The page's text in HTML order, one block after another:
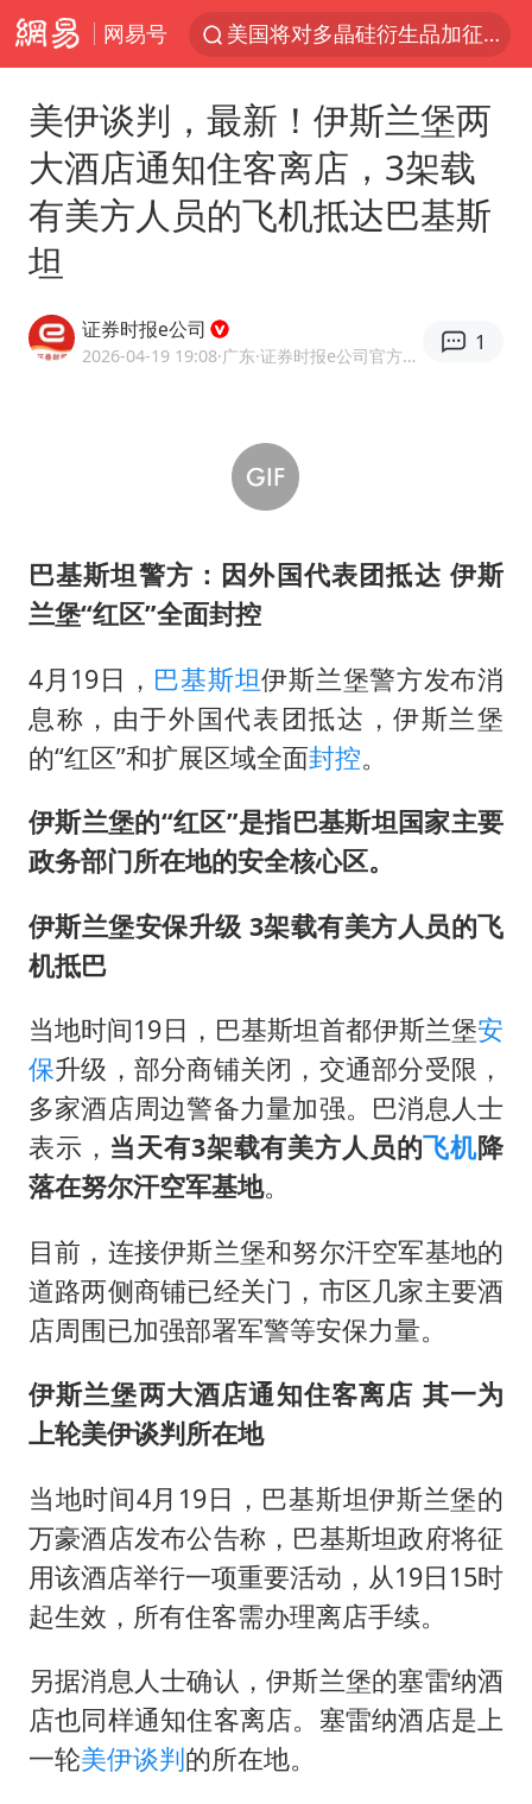
网易号
美国将对多晶硅衍生品加征15%关税
改名后的“青海拉面”店
勒沃库森U17主帅盛赞赵松源
台军“汉光秀”开场闹剧多
“空调24小时开着更省电”不实
“不建议大家买深色蛋糕”
男子杀人后逃进深山21年活得像野人
公司“上四休三”但要降薪1000元
47岁妈妈突然产女 26岁女儿：很震惊
美伊谈判，最新！伊斯兰堡两
大酒店通知住客离店，3架载
有美方人员的飞机抵达巴基斯
坦
证券时报e公司
2026-04-19 19:08·广东 ·证券时报e公司官方账号
1
巴基斯坦警方：因外国代表团抵达 伊斯
兰堡“红区”全面封控
4月19日， 巴基斯坦伊斯兰堡警方发布消
息称，由于外国代表团抵达，伊斯兰堡
的“红区”和扩展区域全面封控。
伊斯兰堡的“红区”是指巴基斯坦国家主要
政务部门所在地的安全核心区。
伊斯兰堡安保升级 3架载有美方人员的飞
机抵巴
当地时间19日，巴基斯坦首都伊斯兰堡安
保升级，部分商铺关闭，交通部分受限，
多家酒店周边警备力量加强。巴消息人士
表示， 当天有3架载有美方人员的飞机降
落在努尔汗空军基地。
目前，连接伊斯兰堡和努尔汗空军基地的
道路两侧商铺已经关门，市区几家主要酒
店周围已加强部署军警等安保力量。
伊斯兰堡两大酒店通知住客离店 其一为
上轮美伊谈判所在地
当地时间4月19日，巴基斯坦伊斯兰堡的
万豪酒店发布公告称，巴基斯坦政府将征
用该酒店举行一项重要活动，从19日15时
起生效，所有住客需办理离店手续。
另据消息人士确认，伊斯兰堡的塞雷纳酒
店也同样通知住客离店。塞雷纳酒店是上
一轮美伊谈判的所在地。